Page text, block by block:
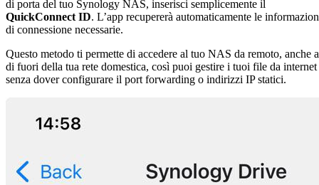
di porta del tuo Synology NAS, inserisci semplicemente il
QuickConnect ID. L’app recupererà automaticamente le
di connessione necessarie.
Questo metodo ti permette di accedere al tuo NAS da remoto, anche
di fuori della tua rete domestica, così puoi gestire i tuoi file da internet
senza dover configurare il port forwarding o indirizzi IP statici.